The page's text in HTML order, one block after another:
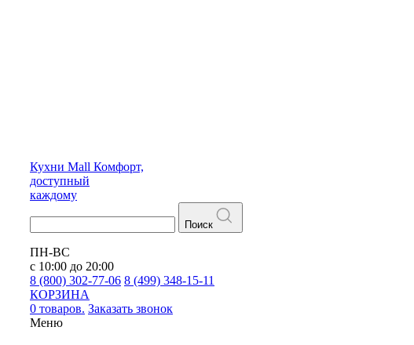
Кухни Mall Комфорт,
доступный
каждому
Поиск
ПН-ВС
с 10:00 до 20:00
8 (800) 302-77-06 8 (499) 348-15-11
КОРЗИНА
0 товаров. Заказать звонок
Меню